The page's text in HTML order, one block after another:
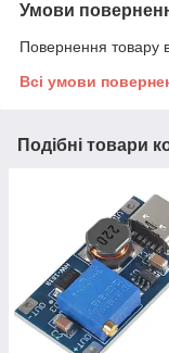
Умови
Повернення товару
Всі умови
Подібні товари